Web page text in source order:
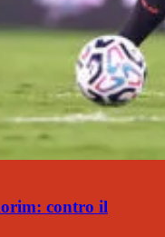
contro il